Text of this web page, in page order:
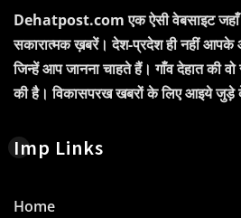
Dehatpost.com एक ऐसी वेबसाइट जहाँ
सकारात्मक ख़बरें। देश-प्रदेश ही नहीं आपके
जिन्हें आप जानना चाहते हैं। गाँव देहात की
की है। विकासपरख खबरों के लिए आइये जुड़े
Imp Links
Home